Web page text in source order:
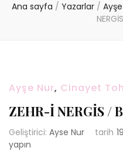
Ana sayfa / Yazarlar /
Ayşe Nur, Cinayet
ZEHR-İ NERGİS /
Geliştirici: Ayse Nur tarih
yapın